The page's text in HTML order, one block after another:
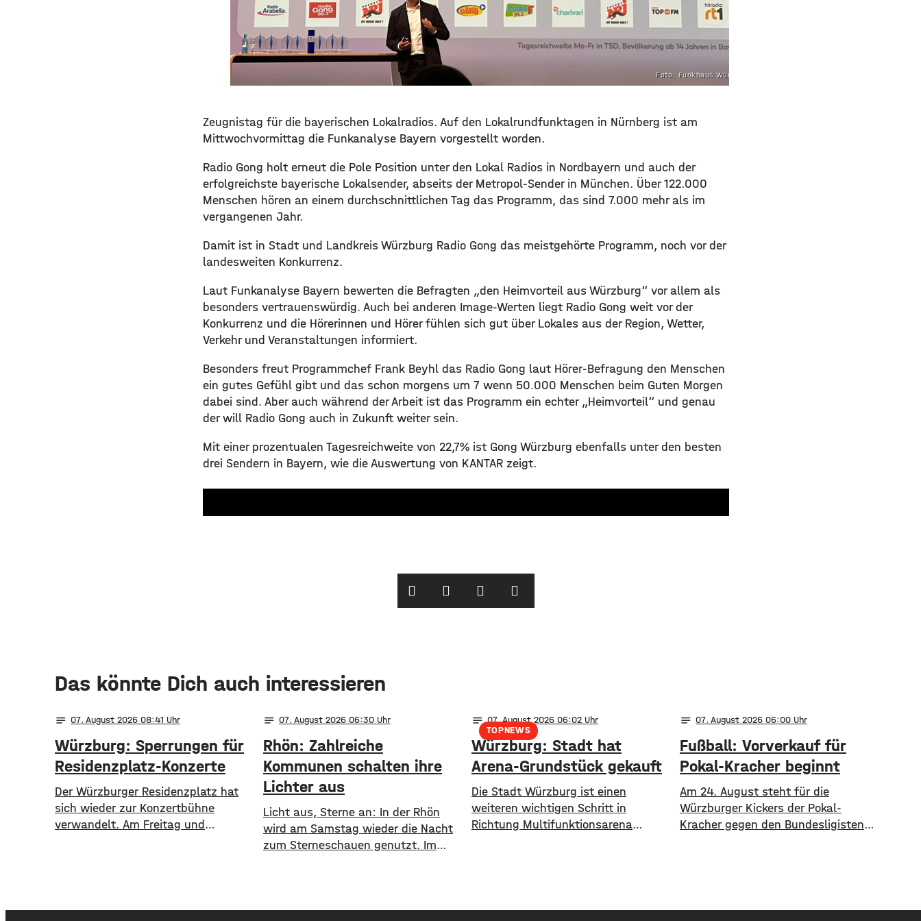
Foto: Funkhaus Würzburg
Zeugnistag für die bayerischen Lokalradios. Auf den Lokalrundfunktagen in Nürnberg ist am
Mittwochvormittag die Funkanalyse Bayern vorgestellt worden.
Radio Gong holt erneut die Pole Position unter den Lokal Radios in Nordbayern und auch der
erfolgreichste bayerische Lokalsender, abseits der Metropol-Sender in München. Über 122.000
Menschen hören an einem durchschnittlichen Tag das Programm, das sind 7.000 mehr als im
vergangenen Jahr.
Damit ist in Stadt und Landkreis Würzburg Radio Gong das meistgehörte Programm, noch vor der
landesweiten Konkurrenz.
Laut Funkanalyse Bayern bewerten die Befragten „den Heimvorteil aus Würzburg“ vor allem als
besonders vertrauenswürdig. Auch bei anderen Image-Werten liegt Radio Gong weit vor der
Konkurrenz und die Hörerinnen und Hörer fühlen sich gut über Lokales aus der Region, Wetter,
Verkehr und Veranstaltungen informiert.
Besonders freut Programmchef Frank Beyhl das Radio Gong laut Hörer-Befragung den Menschen
ein gutes Gefühl gibt und das schon morgens um 7 wenn 50.000 Menschen beim Guten Morgen
dabei sind. Aber auch während der Arbeit ist das Programm ein echter „Heimvorteil“ und genau
der will Radio Gong auch in Zukunft weiter sein.
Mit einer prozentualen Tagesreichweite von 22,7% ist Gong Würzburg ebenfalls unter den besten
drei Sendern in Bayern, wie die Auswertung von KANTAR zeigt.
Das könnte Dich auch interessieren
notes 07. August 2026 08:41
Würzburg: Sperrungen für
Residenzplatz-Konzerte
Der Würzburger Residenzplatz hat
sich wieder zur Konzertbühne
verwandelt. Am Freitag und
Samstag ist dann das Konzert des
notes 07. August 2026 06:30
Rhön: Zahlreiche
Kommunen schalten ihre
Lichter aus
Licht aus, Sterne an: In der Rhön
wird am Samstag wieder die Nacht
zum Sterneschauen genutzt. Im
Landkreisen Rhön Grabfeld und Bad
TOPNEWS
notes 07. August 2026 06:02
Würzburg: Stadt hat
Arena-Grundstück gekauft
Die Stadt Würzburg ist einen
weiteren wichtigen Schritt in
Richtung Multifunktionsarena
Martin Heilig bei Instagram
notes 07. August 2026 06:00
Fußball: Vorverkauf für
Pokal-Kracher beginnt
Am 24. August steht für die
Würzburger Kickers der Pokal-
Kracher gegen den Bundesligisten 1.
Freitagmittag 12 Uhr, können aber